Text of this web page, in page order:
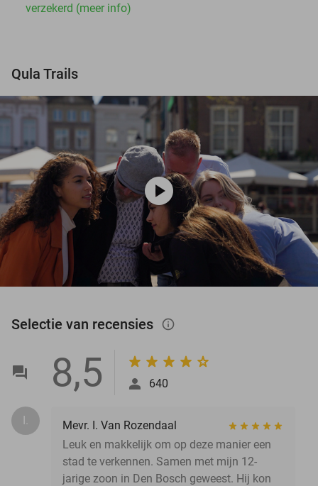
verzekerd (meer info)
Qula Trails
play_circle
Selectie van recensies info_outlined
8,5 640
I.
Mevr. I. Van Rozendaal
Leuk en makkelijk om op deze manier een
stad te verkennen. Samen met mijn 12-
jarige zoon in Den Bosch geweest. Hij kon